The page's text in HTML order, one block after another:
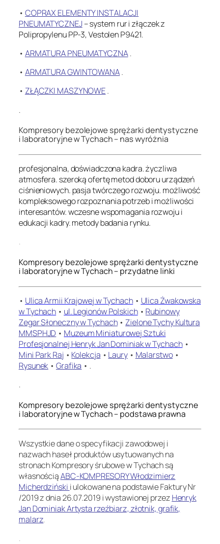
• COPRAX ELEMENTY INSTALACJI
PNEUMATYCZNEJ – system rur i złączek z
Polipropylenu PP-3, Vestolen P9421.
• ARMATURA PNEUMATYCZNA.
• ARMATURA GWINTOWANA.
• ZŁĄCZKI MASZYNOWE.
.
Kompresory bezolejowe sprężarki dentystyczne
i laboratoryjne w Tychach – nas wyróżnia
profesjonalna, doświadczona kadra. życzliwa
atmosfera. szeroką ofertę metod doboru urządzeń
ciśnieniowych. pasja twórczego rozwoju. możliwość
kompleksowego rozpoznania potrzeb i możliwości
interesantów. wczesne wspomagania rozwoju i
edukacji kadry. metody badania rynku.
.
Kompresory bezolejowe sprężarki dentystyczne
i laboratoryjne w Tychach – przydatne linki
• Ulica Armii Krajowej w Tychach• Ulica Żwakowska
w Tychach • ul. Legionów Polskich• Rubinowy
Zegar Słoneczny w Tychach• Zielone Tychy Kultura
MMSPHJD • Muzeum Miniaturowej Sztuki
Profesjonalnej Henryk Jan Dominiak w Tychach•
Mini Park Raj • Kolekcja • Laury• Malarstwo•
Rysunek •Grafika • .
.
Kompresory bezolejowe sprężarki dentystyczne
i laboratoryjne w Tychach – podstawa prawna
Wszystkie dane o specyfikacji zawodowej i
nazwach haseł produktów usytuowanych na
stronach Kompresory śrubowe w Tychach są
własnościąABC-KOMPRESORY Włodzimierz
Micherdziński i ulokowane na podstawie Faktury Nr
/2019 z dnia 26.07.2019 i wystawionej przez Henryk
Jan Dominiak Artysta rzeźbiarz, złotnik, grafik,
malarz.
.